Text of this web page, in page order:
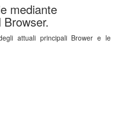
mediante
attuali principali Brower e le